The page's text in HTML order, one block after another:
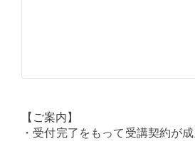
【ご案内】
・受付完了をもって受講契約が